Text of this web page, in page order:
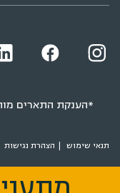
*הענקת התארים
תנאי שימוש הצהרת נגישות